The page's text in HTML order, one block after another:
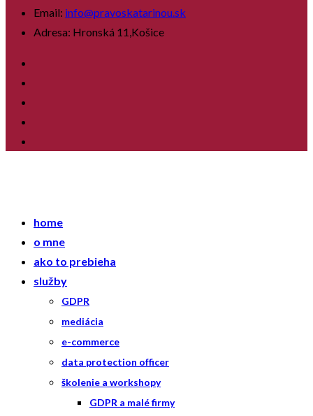
Email: info@pravoskatarinou.sk
Adresa: Hronská 11,Košice
home
o mne
ako to prebieha
služby
GDPR
mediácia
e-commerce
data protection officer
školenie a workshopy
GDPR a malé firmy